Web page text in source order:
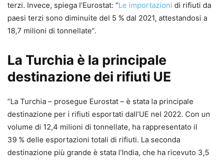
terzi. Invece, spiega l’Eurostat: “Le importazioni di rifiuti da
paesi terzi sono diminuite del 5 % dal 2021, attestandosi a
18,7 milioni di tonnellate”.
La Turchia è la principale
destinazione dei rifiuti UE
“La Turchia – prosegue Eurostat – è stata la principale
destinazione per i rifiuti esportati dall’UE nel 2022. Con un
volume di 12,4 milioni di tonnellate, ha rappresentato il
39 % delle esportazioni totali di rifiuti. La seconda
destinazione più grande è stata l’India, che ha ricevuto 3,5